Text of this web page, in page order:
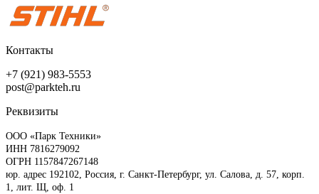
Контакты
+7 (921) 983-5553
post@parkteh.ru
Реквизиты
ООО «Парк Техники»
ИНН 7816279092
ОГРН 1157847267148
юр. адрес 192102, Россия, г. Санкт-Петербург, ул. Салова, д. 57, корп.
1, лит. Щ, оф. 1